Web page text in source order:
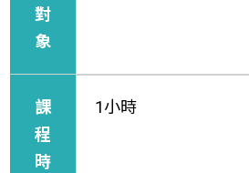
對
象
課
程
時
1小時